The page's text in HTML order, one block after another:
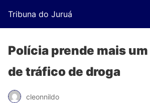
Tribuna do Juruá
Polícia prende mais
de tráfico de droga
cleonnildo